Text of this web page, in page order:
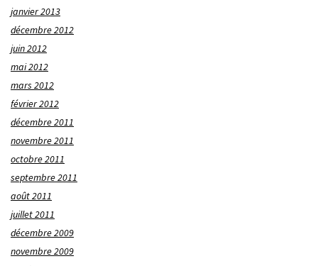
janvier 2013
décembre 2012
juin 2012
mai 2012
mars 2012
février 2012
décembre 2011
novembre 2011
octobre 2011
septembre 2011
août 2011
juillet 2011
décembre 2009
novembre 2009